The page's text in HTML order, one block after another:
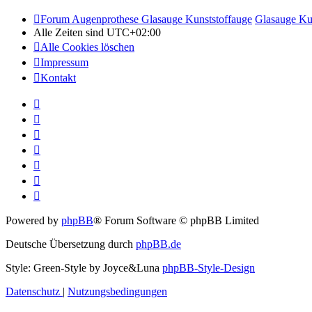
Forum Augenprothese Glasauge Kunststoffauge Glasauge
Alle Zeiten sind UTC+02:00
Alle Cookies löschen
Impressum
Kontakt
Powered by phpBB® Forum Software © phpBB Limited
Deutsche Übersetzung durch phpBB.de
Style: Green-Style by Joyce&Luna phpBB-Style-Design
Datenschutz | Nutzungsbedingungen